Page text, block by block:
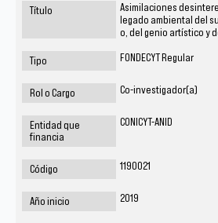
Asimilaciones
legado ambiental del
o, del genio artístico y
FONDECYT Regular
Co-investigador(a)
CONICYT-ANID
1190021
2019